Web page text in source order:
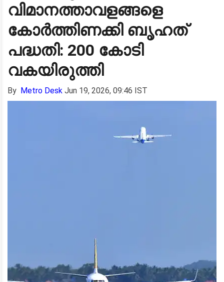
വിമാനത്താവളങ്ങളെ
കോർത്തിണക്കി ബൃഹത്
പദ്ധതി: 200 കോടി
വകയിരുത്തി
By Metro Desk Jun 19, 2026, 09:46 IST